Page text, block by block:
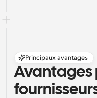
Principaux avantages
Avantages